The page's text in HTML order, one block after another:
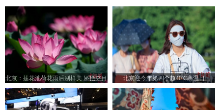
北京：莲花池荷花雨后别样美 娇艳夺目
迎“小暑”
北京迎今年第四个超40℃高温日